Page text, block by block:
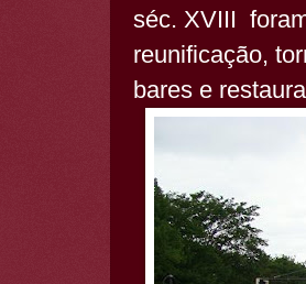
séc. XVIII
reunificação,
bares e